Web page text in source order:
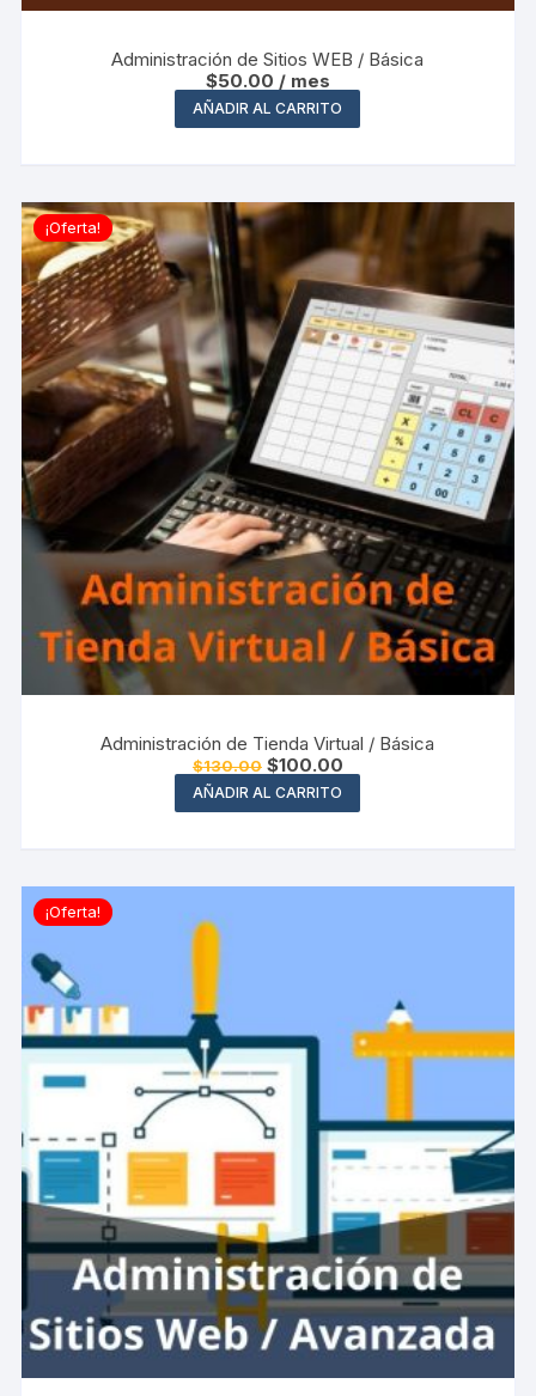
Administración de Sitios WEB / Básica
$50.00 / mes
AÑADIR AL CARRITO
¡Oferta!
Administración de Tienda Virtual / Básica
$130.00 El
precio
original
era:
$100.00El
precio
es:
AÑADIR AL CARRITO
¡Oferta!